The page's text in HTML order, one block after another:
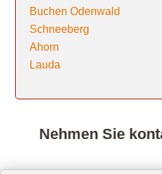
Buchen Odenwald
Schneeberg
Ahorn
Lauda
Nehmen Sie